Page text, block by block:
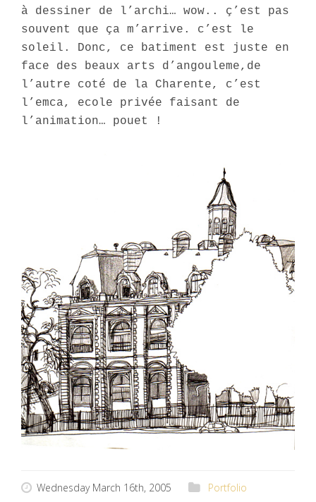
à dessiner de l’archi… wow.. ç’est pas
souvent que ça m’arrive. c’est le
soleil. Donc, ce batiment est juste en
face des beaux arts d’angouleme,de
l’autre coté de la Charente,
c’est
l’emca, ecole privée faisant de
l’animation… pouet !
Wednesday March 16th, 2005 Portfolio